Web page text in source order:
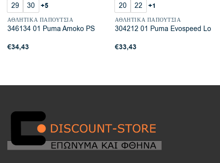
29 30 +5
ΑΘΛΗΤΙΚΆ ΠΑΠΟΎΤΣΙΑ
346134 01 Puma Amoko PS
€34,43
20 22 +1
ΑΘΛΗΤΙΚΆ ΠΑΠΟΎΤΣΙΑ
304212 01 Puma Evospeed Lo
€33,43